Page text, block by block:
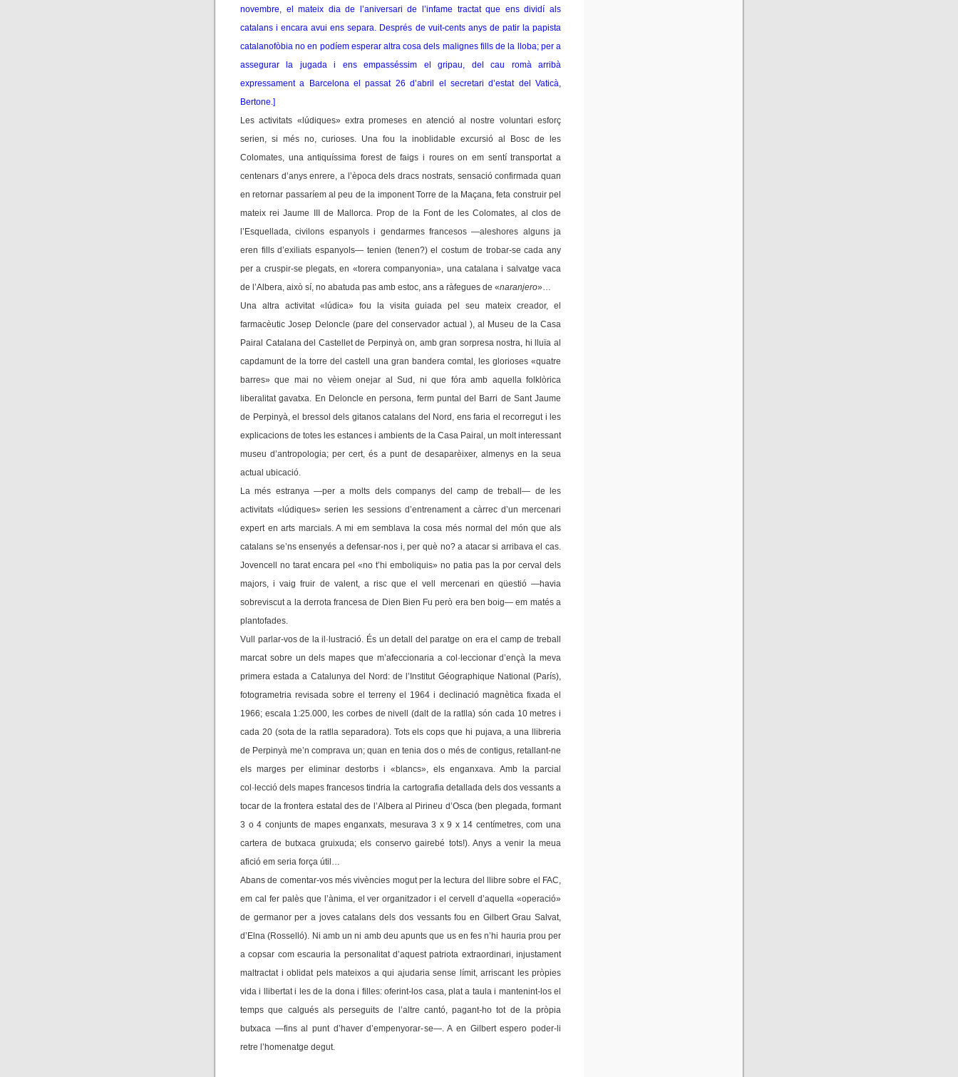
novembre, el mateix dia de l’aniversari de l’infame tractat que ens dividí als
catalans i encara avui ens separa. Després de vuit-cents anys de patir la papista
catalanofòbia no en podíem esperar altra cosa dels malignes fills de la lloba; per a
assegurar la jugada i ens empasséssim el gripau, del cau romà arribà
expressament a Barcelona el passat 26 d’abril el secretari d’estat del Vaticà,
Bertone.]
Les activitats «lúdiques» extra promeses en atenció al nostre voluntari esforç
serien, si més no, curioses. Una fou la inoblidable excursió al Bosc de les
Colomates, una antiquíssima forest de faigs i roures on em sentí transportat a
centenars d’anys enrere, a l’època dels dracs nostrats, sensació confirmada quan
en retornar passaríem al peu de la imponent Torre de la Maçana, feta construir pel
mateix rei Jaume III de Mallorca. Prop de la Font de les Colomates, al clos de
l’Esquellada, civilons espanyols i gendarmes francesos —aleshores alguns ja
eren fills d’exiliats espanyols— tenien (tenen?) el costum de trobar-se cada any
per a cruspir-se plegats, en «torera companyonia», una catalana i salvatge vaca
de l’Albera, això sí, no abatuda pas amb estoc, ans a ràfegues de «naranjero»…
Una altra activitat «lúdica» fou la visita guiada pel seu mateix creador, el
farmacèutic Josep Deloncle (pare del conservador actual ), al Museu de la Casa
Pairal Catalana del Castellet de Perpinyà on, amb gran sorpresa nostra, hi lluïa al
capdamunt de la torre del castell una gran bandera comtal, les glorioses «quatre
barres» que mai no vèiem onejar al Sud, ni que fóra amb aquella folklòrica
liberalitat gavatxa. En Deloncle en persona, ferm puntal del Barri de Sant Jaume
de Perpinyà, el bressol dels gitanos catalans del Nord, ens faria el recorregut i les
explicacions de totes les estances i ambients de la Casa Pairal, un molt interessant
museu d’antropologia; per cert, és a punt de desaparèixer, almenys en la seua
actual ubicació.
La més estranya —per a molts dels companys del camp de treball— de les
activitats «lúdiques» serien les sessions d’entrenament a càrrec d’un mercenari
expert en arts marcials. A mi em semblava la cosa més normal del món que als
catalans se’ns ensenyés a defensar-nos i, per què no? a atacar si arribava el cas.
Jovencell no tarat encara pel «no t’hi emboliquis» no patia pas la por cerval dels
majors, i vaig fruir de valent, a risc que el vell mercenari en qüestió —havia
sobreviscut a la derrota francesa de Dien Bien Fu però era ben boig— em matés a
plantofades.
Vull parlar-vos de la il·lustració. És un detall del paratge on era el camp de treball
marcat sobre un dels mapes que m’afeccionaria a col·leccionar d’ençà la meva
primera estada a Catalunya del Nord: de l’Institut Géographique National (París),
fotogrametria revisada sobre el terreny el 1964 i declinació magnètica fixada el
1966; escala 1:25.000, les corbes de nivell (dalt de la ratlla) són cada 10 metres i
cada 20 (sota de la ratlla separadora). Tots els cops que hi pujava, a una llibreria
de Perpinyà me’n comprava un; quan en tenia dos o més de contigus, retallant-ne
els marges per eliminar destorbs i «blancs», els enganxava. Amb la parcial
col·lecció dels mapes francesos tindria la cartografia detallada dels dos vessants a
tocar de la frontera estatal des de l’Albera al Pirineu d’Osca (ben plegada, formant
3 o 4 conjunts de mapes enganxats, mesurava 3 x 9 x 14 centímetres, com una
cartera de butxaca gruixuda; els conservo gairebé tots!). Anys a venir la meua
afició em seria força útil…
Abans de comentar-vos més vivències mogut per la lectura del llibre sobre el FAC,
em cal fer palès que l’ànima, el ver organitzador i el cervell d’aquella «operació»
de germanor per a joves catalans dels dos vessants fou en Gilbert Grau Salvat,
d’Elna (Rosselló). Ni amb un ni amb deu apunts que us en fes n’hi hauria prou per
a copsar com escauria la personalitat d’aquest patriota extraordinari, injustament
maltractat i oblidat pels mateixos a qui ajudaria sense límit, arriscant les pròpies
vida i llibertat i les de la dona i filles: oferint-los casa, plat a taula i mantenint-los el
temps que calgués als perseguits de l’altre cantó, pagant-ho tot de la pròpia
butxaca —fins al punt d’haver d’empenyorar-se—. A en Gilbert espero poder-li
retre l’homenatge degut.